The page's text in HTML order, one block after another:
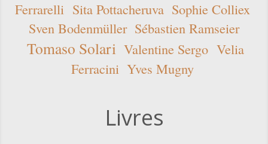
Ferrarelli Sita Pottacheruva Sophie Colliex
Sven Bodenmüller Sébastien Ramseier
Tomaso Solari Valentine Sergo Velia
Ferracini Yves Mugny
Livres